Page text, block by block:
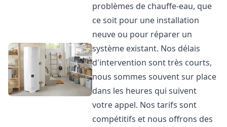
problèmes de chauffe-eau, que
ce soit pour une installation
neuve ou pour réparer un
système existant. Nos délais
d'intervention sont très courts,
nous sommes souvent sur place
dans les heures qui suivent
votre appel. Nos tarifs sont
compétitifs et nous offrons des